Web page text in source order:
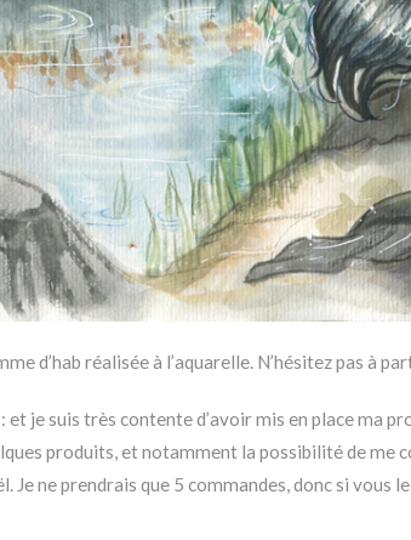
d’hab réalisée à l’aquarelle. N’hésitez pas à
: et je suis très contente d’avoir mis en place ma
produits, et notamment la possibilité de me
Je ne prendrais que 5 commandes, donc si vous